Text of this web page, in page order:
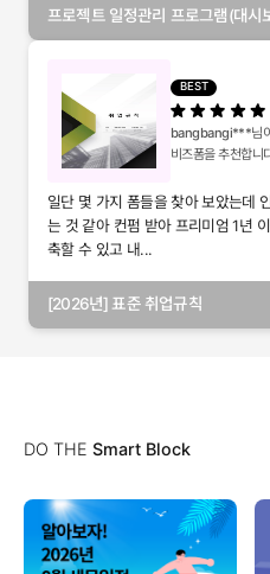
프로젝트 일정관리 프로그램(대시
BEST
bangbangi***님이
비즈폼을 추천합니
일단 몇 가지 폼들을 찾아 보았는데
는 것 같아 컨펌 받아 프리미엄 1년
축할 수 있고 내...
[2026년] 표준 취업규칙
DO THE Smart Block